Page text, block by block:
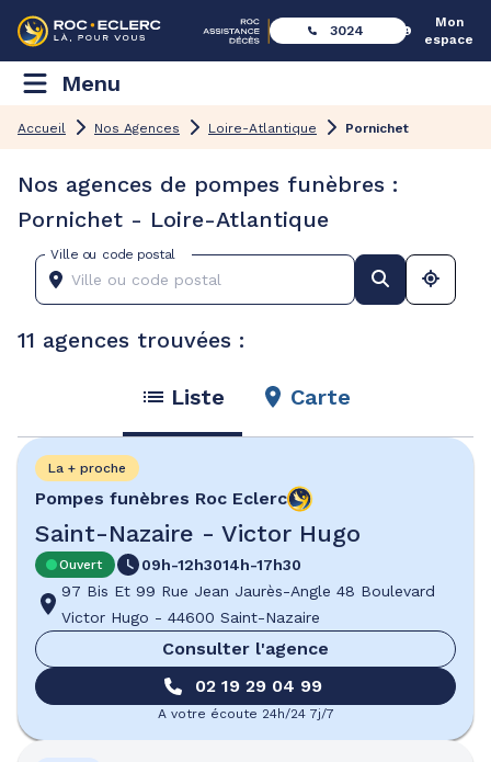
3024
Mon
espace
Menu
Accueil Nos Agences Loire-Atlantique Pornichet
Nos agences de pompes funèbres :
Pornichet - Loire-Atlantique
Ville ou code postal
11 agences trouvées :
Liste Carte
Pompes funèbres Roc Eclerc
Saint-Nazaire - Victor Hugo
La + proche
Ouvert 09h-12h3014h-17h30
97 Bis Et 99 Rue Jean Jaurès-Angle 48 Boulevard
Victor Hugo - 44600 Saint-Nazaire
Consulter l'agence
02 19 29 04 99
A votre écoute 24h/24 7j/7